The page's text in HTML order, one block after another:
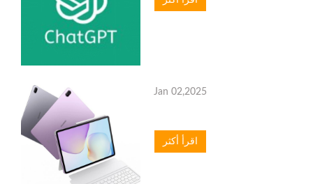
Jan 02,2025
اقرأ أكثر